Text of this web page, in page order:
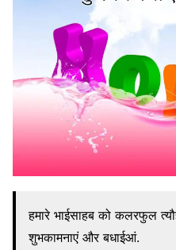
हमारे भाईसाहब को कलरफुल
शुभकामनाएं और बधाईआं.